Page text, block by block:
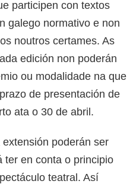
participen con textos
galego normativo e non
noutros certames. As
edición non poderán
ou modalidade na que
de presentación de
ata o 30 de abril.
poderán ser
ter en conta o principio
teatral. Así